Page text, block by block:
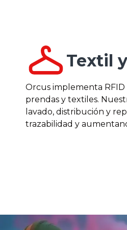
Textil
Orcus implementa
prendas y textiles.
lavado, distribución y
trazabilidad y